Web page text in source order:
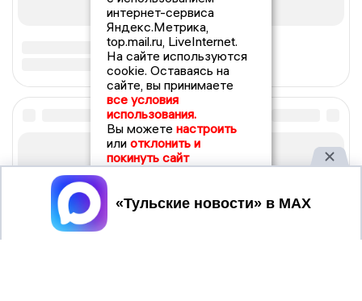
интернет-сервиса
Яндекс.Метрика,
top.mail.ru, LiveInternet.
На сайте используются
cookie. Оставаясь на
сайте, вы принимаете
все условия
использования.
Вы можете настроить
или отклонить и
покинуть сайт
Принять